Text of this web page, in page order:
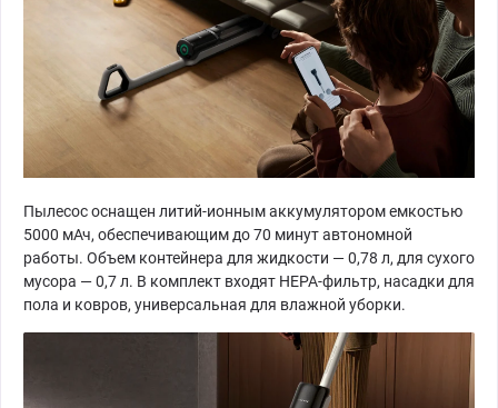
Пылесос оснащен литий-ионным аккумулятором емкостью
5000 мАч, обеспечивающим до 70 минут автономной
работы. Объем контейнера для жидкости — 0,78 л, для сухого
мусора — 0,7 л. В комплект входят HEPA-фильтр, насадки для
пола и ковров, универсальная для влажной уборки.